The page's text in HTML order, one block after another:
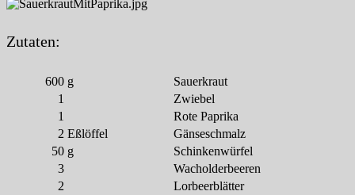
Zutaten:
600 g
Sauerkraut
1
Zwiebel
1
Rote Paprika
2 Eßlöffel
Gänseschmalz
50 g
Schinkenwürfel
3
Wacholderbeeren
2
Lorbeerblätter